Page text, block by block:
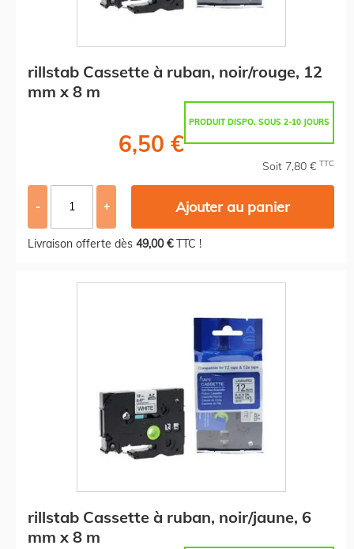
rillstab Cassette à ruban, noir/rouge, 12
mm x 8 m
PRODUIT DISPO. SOUS 2-10 JOURS
6,50 €
Soit 7,80 € TTC
- + Ajouter au panier
Livraison offerte dès 49,00 €TTC !
rillstab Cassette à ruban, noir/jaune, 6
mm x 8 m